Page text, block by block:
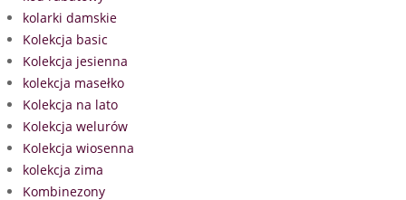
kolarki damskie
Kolekcja basic
Kolekcja jesienna
kolekcja masełko
Kolekcja na lato
Kolekcja welurów
Kolekcja wiosenna
kolekcja zima
Kombinezony